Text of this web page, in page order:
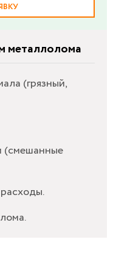
металлолома
(грязный,
(смешанные